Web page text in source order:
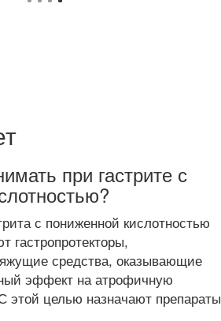
при гастрите с
с пониженной кислотностью
гастропротекторы,
средства, оказывающие
эффект на атрофичную
этой целью назначают препараты